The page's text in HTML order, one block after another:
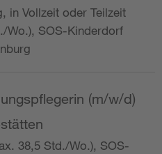
in Vollzeit oder Teilzeit
Wo.), SOS-Kinderdorf
(m/w/d)
38,5 Std./Wo.), SOS-